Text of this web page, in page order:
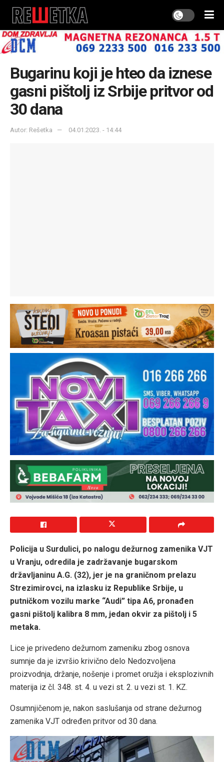
Bugarinu koji je hteo da iznese
gasni pištolj iz Srbije pritvor od
30 dana
Autor: Rešetka 04.01.2023. - 14:44
Policija u Surdulici, po nalogu dežurnog zamenika VJT
u Vranju, odredila je zadržavanje bugarskom
državljaninu A.G. (32), jer je na graničnom prelazu
Strezimirovci, na izlasku iz Republike Srbije, u
putničkom vozilu marke “Audi” tipa A6, pronađen
gasni pištolj kalibra 8 mm, jedan okvir za pištolj i 5
metaka.
Lice je privedeno dežurnom zameniku zbog osnova
sumnje da je izvršio krivično delo Nedozvoljena
proizvodnja, držanje, nošenje i promet oružja i eksplozivnih
materija iz čl. 348. st. 4. u vezi st. 2. u vezi st. 1. KZ.
Osumnjičenom je, nakon saslušanja od strane dežurnog
zamenika VJT određen pritvor od 30 dana.